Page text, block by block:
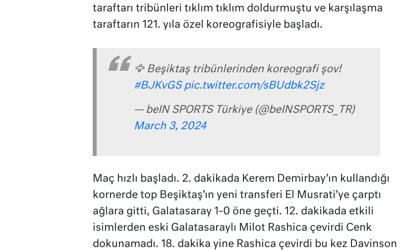
taraftarı tribünleri tıklım tıklım doldurmuştu ve karşılaşma
taraftarın 121. yıla özel koreografisiyle başladı.
🦅 Beşiktaş tribünlerinden koreografi şov!
#BJKvGS pic.twitter.com/sBUdbk2Sjz
— beIN SPORTS Türkiye (@beINSPORTS_TR)
March 3, 2024
Maç hızlı başladı. 2. dakikada Kerem Demirbay’ın kullandığı
kornerde top Beşiktaş’ın yeni transferi El Musrati’ye çarptı
ağlara gitti, Galatasaray 1-0 öne geçti. 12. dakikada etkili
isimlerden eski Galatasaraylı Milot Rashica çevirdi Cenk
dokunamadı. 18. dakika yine Rashica çevirdi bu kez Davinson